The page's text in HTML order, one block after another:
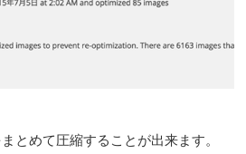
とめて圧縮することが出来ます。